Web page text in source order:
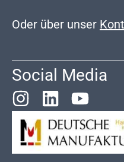
Oder über unser
Social Media